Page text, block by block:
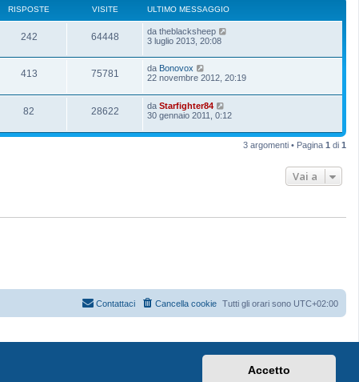
Accetto
RISPOSTE VISITE ULTIMO MESSAGGIO
242 64448 da theblacksheep
3 luglio 2013, 20:08
413 75781 da Bonovox
22 novembre 2012, 20:19
82 28622 da Starfighter84
30 gennaio 2011, 0:12
3 argomenti • Pagina 1 di 1
Vai a
Tutti gli orari sono UTC+02:00
Cancella cookie
Contattaci